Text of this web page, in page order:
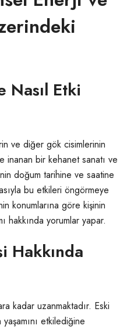
Etki
ve diğer gök cisimlerinin
inanan bir kehanet sanatı ve
doğum tarihine ve saatine
bu etkileri öngörmeye
konumlarına göre kişinin
hakkında yorumlar yapar.
Hakkında
kadar uzanmaktadır. Eski
etkilediğine